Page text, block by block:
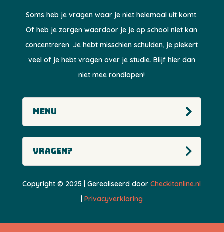
Soms heb je vragen waar je niet helemaal uit komt.
Of heb je zorgen waardoor je je op school niet kan
concentreren. Je hebt misschien schulden, je piekert
veel of je hebt vragen over je studie. Blijf hier dan
niet mee rondlopen!
Menu
Vragen?
Copyright © 2025 | Gerealiseerd doorCheckitonline.nl
| Privacyverklaring